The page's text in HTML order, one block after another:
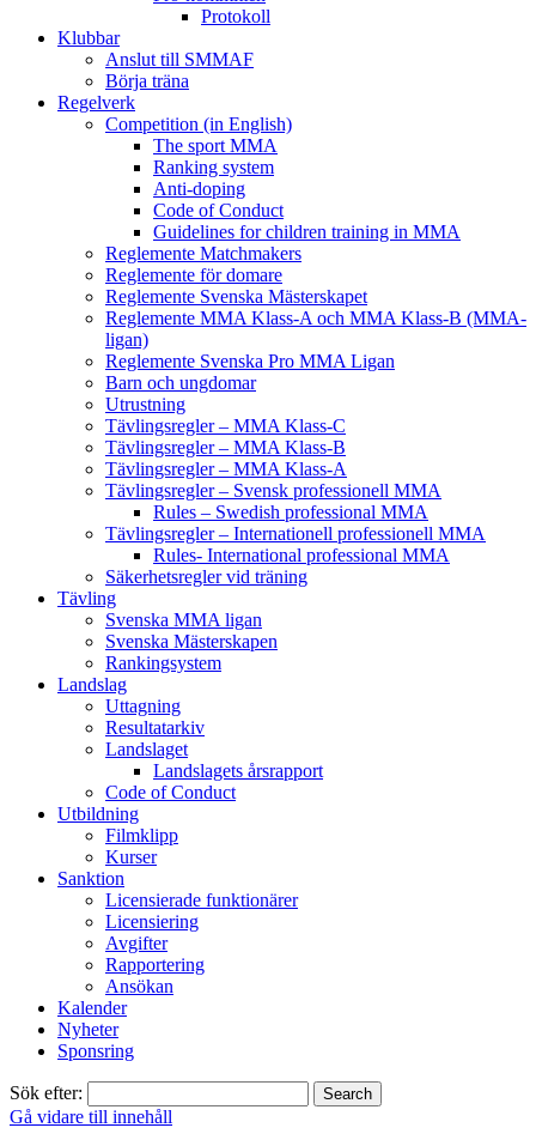
Protokoll
Klubbar
Anslut till SMMAF
Börja träna
Regelverk
Competition (in English)
The sport MMA
Ranking system
Anti-doping
Code of Conduct
Guidelines for children training in MMA
Reglemente Matchmakers
Reglemente för domare
Reglemente Svenska Mästerskapet
Reglemente MMA Klass-A och MMA Klass-B (MMA-
ligan)
Reglemente Svenska Pro MMA Ligan
Barn och ungdomar
Utrustning
Tävlingsregler – MMA Klass-C
Tävlingsregler – MMA Klass-B
Tävlingsregler – MMA Klass-A
Tävlingsregler – Svensk professionell MMA
Rules – Swedish professional MMA
Tävlingsregler – Internationell professionell MMA
Rules- International professional MMA
Säkerhetsregler vid träning
Tävling
Svenska MMA ligan
Svenska Mästerskapen
Rankingsystem
Landslag
Uttagning
Resultatarkiv
Landslaget
Landslagets årsrapport
Code of Conduct
Utbildning
Filmklipp
Kurser
Sanktion
Licensierade funktionärer
Licensiering
Avgifter
Rapportering
Ansökan
Kalender
Nyheter
Sponsring
Sök efter:
Gå vidare till innehåll